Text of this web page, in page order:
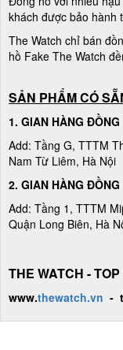
khách được bảo hành
The Watch chỉ bán
hồ Fake The Watch
SẢN PHẨM CÓ
1. GIAN HÀNG
Add: Tầng G, TTTM
Nam Từ Liêm, Hà Nội
2. GIAN HÀNG ĐỒNG
Add: Tầng 1, TTTM
Quận Long Biên, Hà
THE WATCH -
www.thewatch.vn -